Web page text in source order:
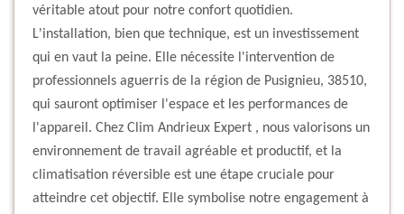
véritable atout pour notre confort quotidien.
L'installation, bien que technique, est un investissement
qui en vaut la peine. Elle nécessite l'intervention de
professionnels aguerris de la région de Pusignieu, 38510,
qui sauront optimiser l'espace et les performances de
l'appareil. Chez Clim Andrieux Expert , nous valorisons un
environnement de travail agréable et productif, et la
climatisation réversible est une étape cruciale pour
atteindre cet objectif. Elle symbolise notre engagement à